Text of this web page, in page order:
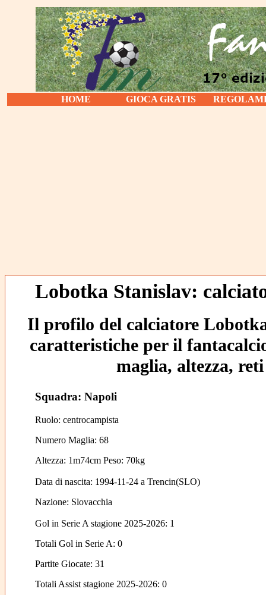
HOME GIOCA GRATIS
Lobotka Stanislav:
Il profilo del calciatore
caratteristiche per il
maglia, altezza,
Squadra: Napoli
Ruolo: centrocampista
Numero Maglia: 68
Altezza: 1m74cm Peso: 70kg
Data di nascita: 1994-11-24 a Trencin(SLO)
Nazione: Slovacchia
Gol in Serie A stagione 2025-2026: 1
Totali Gol in Serie A: 0
Partite Giocate: 31
Totali Assist stagione 2025-2026: 0